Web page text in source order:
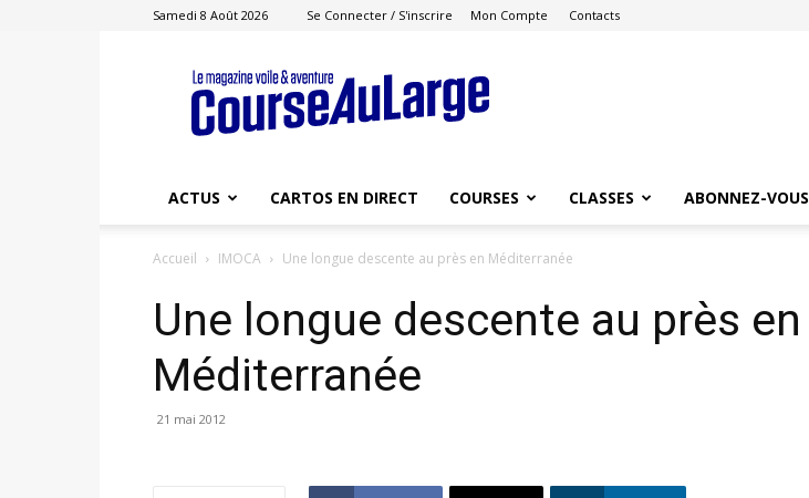
Samedi 8 Août 2026 Se Connecter / S'inscrire Mon Compte Contacts
Course
au
Large
ACTUS CARTOS EN DIRECT COURSES CLASSES ABONNEZ-VOUS
Accueil IMOCA Une longue descente au près en Méditerranée
Une longue descente au près en
Méditerranée
21 mai 2012